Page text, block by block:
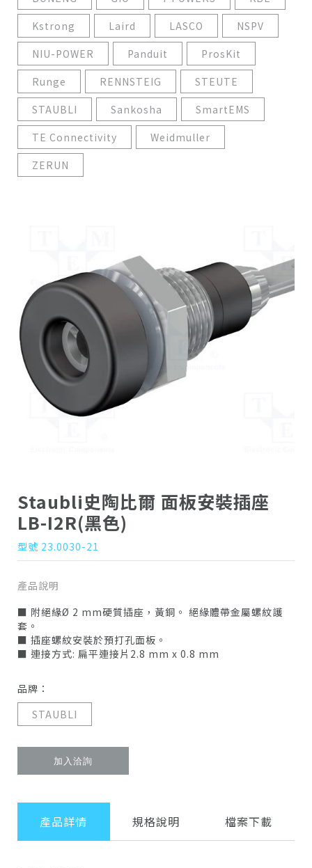
Kstrong
Laird LASCO
NSPV
NIU-POWER
Panduit
ProsKit
Runge
RENNSTEIG
STEUTE
STAUBLI
Sankosha
SmartEMS
TE Connectivity
Weidmuller
ZERUN
Staubli史陶比爾 面板安裝插座
LB-I2R(黑色)
型號 23.0030-21
產品說明
■ 附絕緣Ø 2 mm硬質插座，黃銅。 絕緣體帶金屬螺紋護
套。
■ 插座螺紋安裝於預打孔面板。
■ 連接方式: 扁平連接片2.8 mm x 0.8 mm
品牌：
STAUBLI
加入洽詢
產品詳情 規格說明 檔案下載